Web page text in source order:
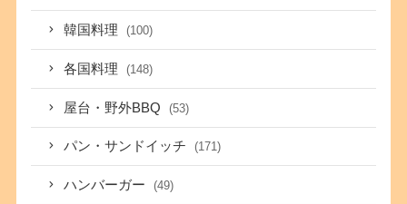
韓国料理 (100)
各国料理 (148)
屋台・野外BBQ (53)
パン・サンドイッチ (171)
ハンバーガー (49)